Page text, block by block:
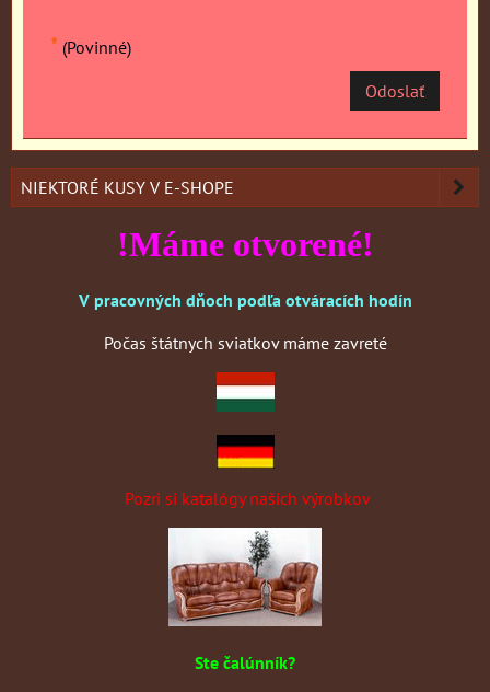
* (Povinné)
Odoslať
NIEKTORÉ KUSY V E-SHOPE
!Máme otvorené!
V pracovných dňoch podľa otváracích hodín
Počas štátnych sviatkov máme zavreté
Pozri si katalógy našich výrobkov
Ste čalúnník?